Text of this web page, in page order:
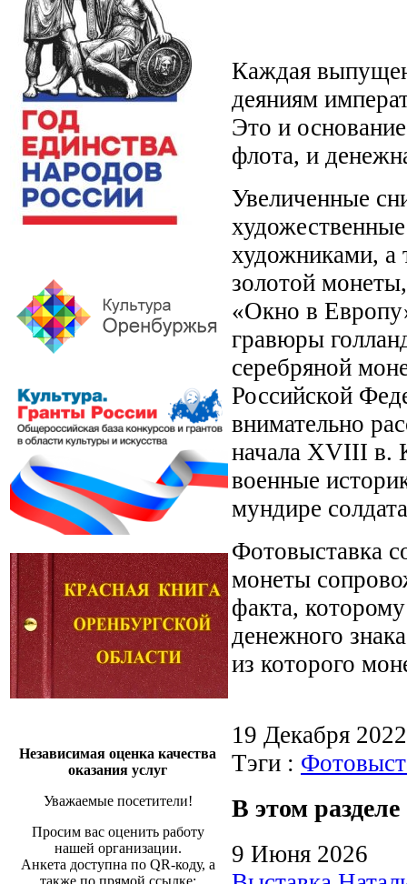
Независимая оценка качества
оказания услуг
Уважаемые посетители!
Просим вас оценить работу
нашей организации.
Анкета доступна по QR-коду, а
также по прямой ссылке:
Каждая
деяниям
Это и
флота, и
Увеличенные
художниками, а
золотой
«Окно в
гравюры
серебряной
Российской
внимательно
начала XVIII в.
военные
мундире
Фотовыставка
монеты
факта,
денежного
из которого
19 Декабря
Тэги :
В этом разделе
9 Июня 2026